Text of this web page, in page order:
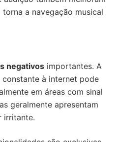
a navegação musical
negativos importantes. A
à internet pode
em áreas com sinal
geralmente apresentam
irritante.